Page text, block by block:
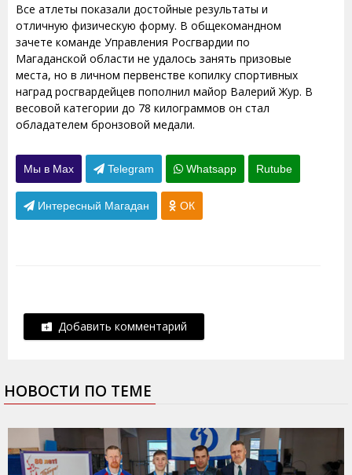
Все атлеты показали достойные результаты и
отличную физическую форму. В общекомандном
зачете команде Управления Росгвардии по
Магаданской области не удалось занять призовые
места, но в личном первенстве копилку спортивных
наград росгвардейцев пополнил майор Валерий Жур. В
весовой категории до 78 килограммов он стал
обладателем бронзовой медали.
Мы в Max Telegram Whatsapp Rutube
Интересный Магадан ОК
Добавить комментарий
НОВОСТИ ПО ТЕМЕ